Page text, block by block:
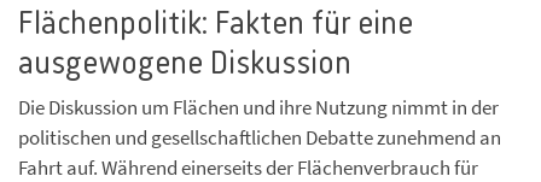
Flächenpolitik: Fakten für eine
ausgewogene Diskussion
Die Diskussion um Flächen und ihre Nutzung nimmt in der
politischen und gesellschaftlichen Debatte zunehmend an
Fahrt auf. Während einerseits der Flächenverbrauch für